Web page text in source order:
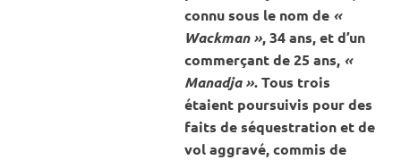
connu sous le nom de «
Wackman », 34 ans, et d’un
commerçant de 25 ans, «
Manadja ». Tous trois
étaient poursuivis pour des
faits de séquestration et de
vol aggravé, commis de